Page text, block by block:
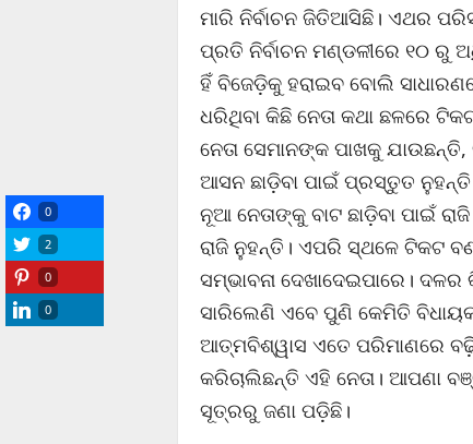
ମାରି ନିର୍ବାଚନ ଜିତିଆସିଛି। ଏଥର
ପ୍ରତି ନିର୍ବାଚନ ମଣ୍ଡଳୀରେ ୧୦ ରୁ
ହିଁ ବିଜେଡ଼ିକୁ ହରାଇବ ବୋଲି
ଧରିଥିବା କିଛି ନେତା କଥା ଛଳରେ
ନେତା ସେମାନଙ୍କ ପାଖକୁ
ଆସନ ଛାଡ଼ିବା ପାଇଁ ପ୍ରସ୍ତୁତ
ନୂଆ ନେତାଙ୍କୁ ବାଟ ଛାଡ଼ିବା ପାଇଁ
ରାଜି ନୁହନ୍ତି। ଏପରି ସ୍ଥଳେ ଟିକଟ
ସମ୍ଭାବନା ଦେଖାଦେଇପାରେ।
ସାରିଲେଣି ଏବେ ପୁଣି କେମିତି
ଆତ୍ମବିଶ୍ୱାସ ଏତେ ପରିମାଣରେ
କରିଚାଲିଛନ୍ତି ଏହି ନେତା। ଆପଣା
ସୂତ୍ରରୁ ଜଣା ପଡ଼ିଛି।
0
2
0
0